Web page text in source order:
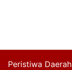
Peristiwa Daerah